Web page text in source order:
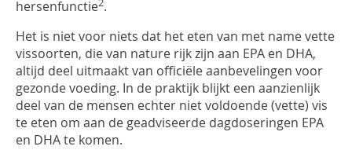
hersenfunctie .
Het is niet voor niets dat het eten van met name vette
vissoorten, die van nature rijk zijn aan EPA en DHA,
altijd deel uitmaakt van officiële aanbevelingen voor
gezonde voeding. In de praktijk blijkt een aanzienlijk
deel van de mensen echter niet voldoende (vette) vis
te eten om aan de geadviseerde dagdoseringen EPA
en DHA te komen.